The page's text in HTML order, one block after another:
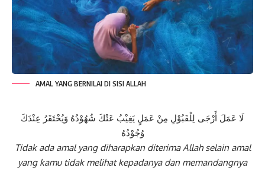
AMAL YANG BERNILAI DI SISI ALLAH
لَا عَمَلَ أَرْجَى لِلْقَبُوْلِ مِنْ عَمَلٍ يَغِيْبُ عَنْكَ شُهُوْدُهُ وَيُحْتَقَرُ عِنْدَكَ
وُجُوْدُهُ
Tidak ada amal yang diharapkan diterima Allah selain amal
yang kamu tidak melihat kepadanya dan memandangnya